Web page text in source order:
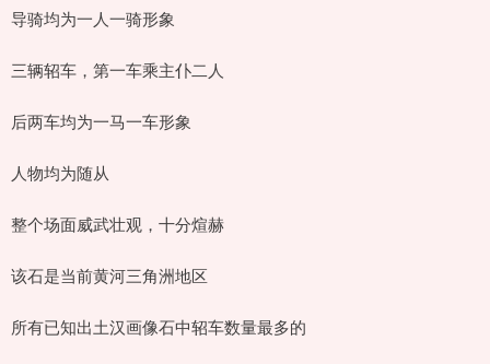
导骑均为一人一骑形象
三辆轺车，第一车乘主仆二人
后两车均为一马一车形象
人物均为随从
整个场面威武壮观，十分煊赫
该石是当前黄河三角洲地区
所有已知出土汉画像石中轺车数量最多的